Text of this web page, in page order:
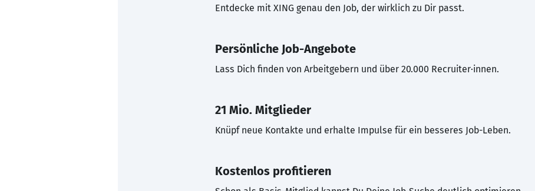
Entdecke mit XING genau den Job, der wirklich zu Dir passt.
Persönliche Job-Angebote
Lass Dich finden von Arbeitgebern und über 20.000 Recruiter·innen.
21 Mio. Mitglieder
Knüpf neue Kontakte und erhalte Impulse für ein besseres Job-Leben.
Kostenlos profitieren